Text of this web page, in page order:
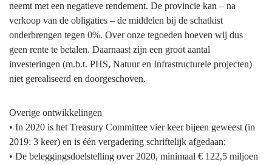
neemt met een negatieve rendement. De provincie kan – na
verkoop van de obligaties – de middelen bij de schatkist
onderbrengen tegen 0%. Over onze tegoeden hoeven wij dus
geen rente te betalen. Daarnaast zijn een groot aantal
investeringen (m.b.t. PHS, Natuur en Infrastructurele projecten)
niet gerealiseerd en doorgeschoven.
Overige ontwikkelingen
• In 2020 is het Treasury Committee vier keer bijeen geweest (in
2019: 3 keer) en is één vergadering schriftelijk afgedaan;
• De beleggingsdoelstelling over 2020, minimaal € 122,5 miljoen